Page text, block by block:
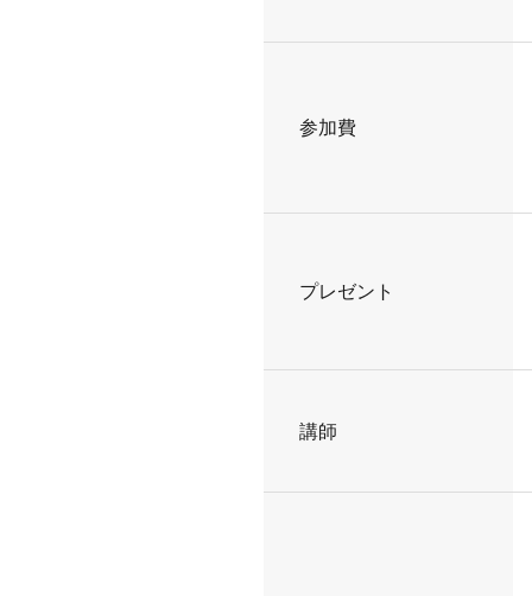
参加費
プレゼント
講師